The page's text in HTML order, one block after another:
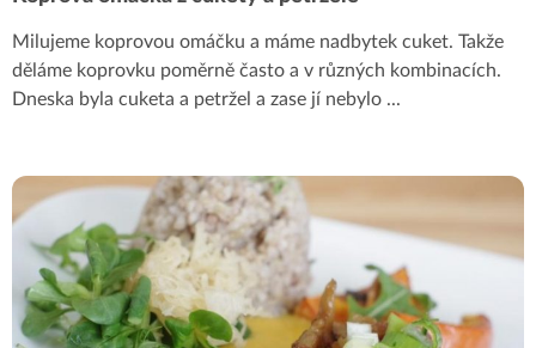
Milujeme koprovou omáčku a máme nadbytek cuket. Takže
děláme koprovku poměrně často a v různých kombinacích.
Dneska byla cuketa a petržel a zase jí nebylo ...